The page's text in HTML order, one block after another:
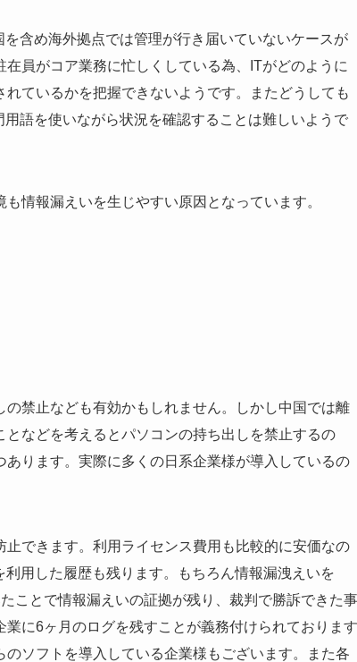
含め海外拠点では管理が行き届いていないケースが
員がコア業務に忙しくしている為、ITがどのように
ているかを把握できないようです。またどうしても
語を使いながら状況を確認することは難しいようで
情報漏えいを生じやすい原因となっています。
禁止なども有効かもしれません。しかし中国では離
などを考えるとパソコンの持ち出しを禁止するの
ります。実際に多くの日系企業様が導入しているの
できます。利用ライセンス費用も比較的に安価なの
用した履歴も残ります。もちろん情報漏洩えいを
ことで情報漏えいの証拠が残り、裁判で勝訴できた事
に6ヶ月のログを残すことが義務付けられております
ソフトを導入している企業様もございます。また各